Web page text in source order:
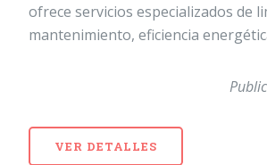
ofrece servicios especializados de
mantenimiento, eficiencia
VER DETALLES